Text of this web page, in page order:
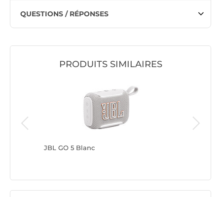
QUESTIONS / RÉPONSES
PRODUITS SIMILAIRES
JBL GO 5 Blanc